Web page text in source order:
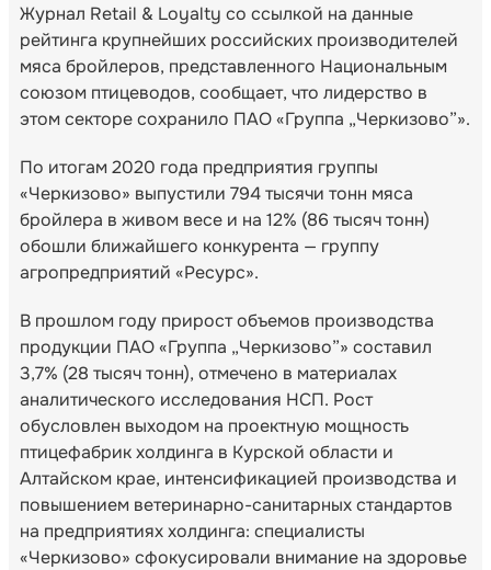
Журнал Retail & Loyalty со ссылкой на данные
рейтинга крупнейших российских производителей
мяса бройлеров, представленного Национальным
союзом птицеводов, сообщает, что лидерство в
этом секторе сохранило ПАО «Группа „Черкизово”».
По итогам 2020 года предприятия группы
«Черкизово» выпустили 794 тысячи тонн мяса
бройлера в живом весе и на 12% (86 тысяч тонн)
обошли ближайшего конкурента — группу
агропредприятий «Ресурс».
В прошлом году прирост объемов производства
продукции ПАО «Группа „Черкизово”» составил
3,7% (28 тысяч тонн), отмечено в материалах
аналитического исследования НСП. Рост
обусловлен выходом на проектную мощность
птицефабрик холдинга в Курской области и
Алтайском крае, интенсификацией производства и
повышением ветеринарно-санитарных стандартов
на предприятиях холдинга: специалисты
«Черкизово» сфокусировали внимание на здоровье